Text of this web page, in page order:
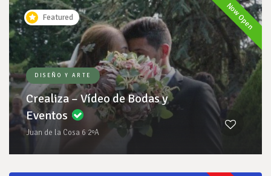
Featured Now Open
DISEÑO Y ARTE
Crealiza – Vídeo de Bodas y
Eventos
Juan de la Cosa 6 2ºA